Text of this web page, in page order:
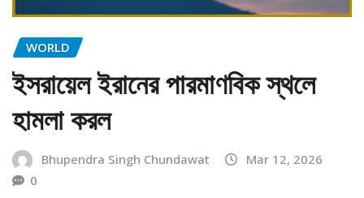
WORLD
ইসরায়েল ইরানের পারমাণবিক স্থলে
হামলা করল
Bhupendra Singh Chundawat
Mar 12, 2026
0